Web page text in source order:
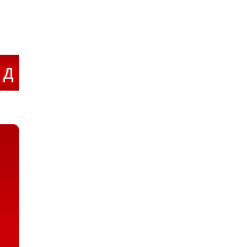
Звони! ✔ Бесплатная